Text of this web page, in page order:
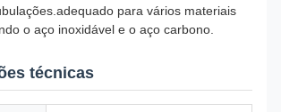
para vários materiais
o aço inoxidável e o aço carbono.
técnicas